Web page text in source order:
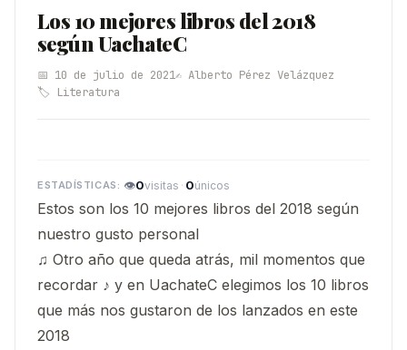
Los 10 mejores libros del 2018
según UachateC
📅 10 de julio de 2021✍️ Alberto Pérez Velázquez
🏷️ Literatura
👁0visitas · 0únicos
Estos son los 10 mejores libros del 2018 según
nuestro gusto personal
♫ Otro año que queda atrás, mil momentos que
recordar ♪ y en UachateC elegimos los 10 libros
que más nos gustaron de los lanzados en este
2018